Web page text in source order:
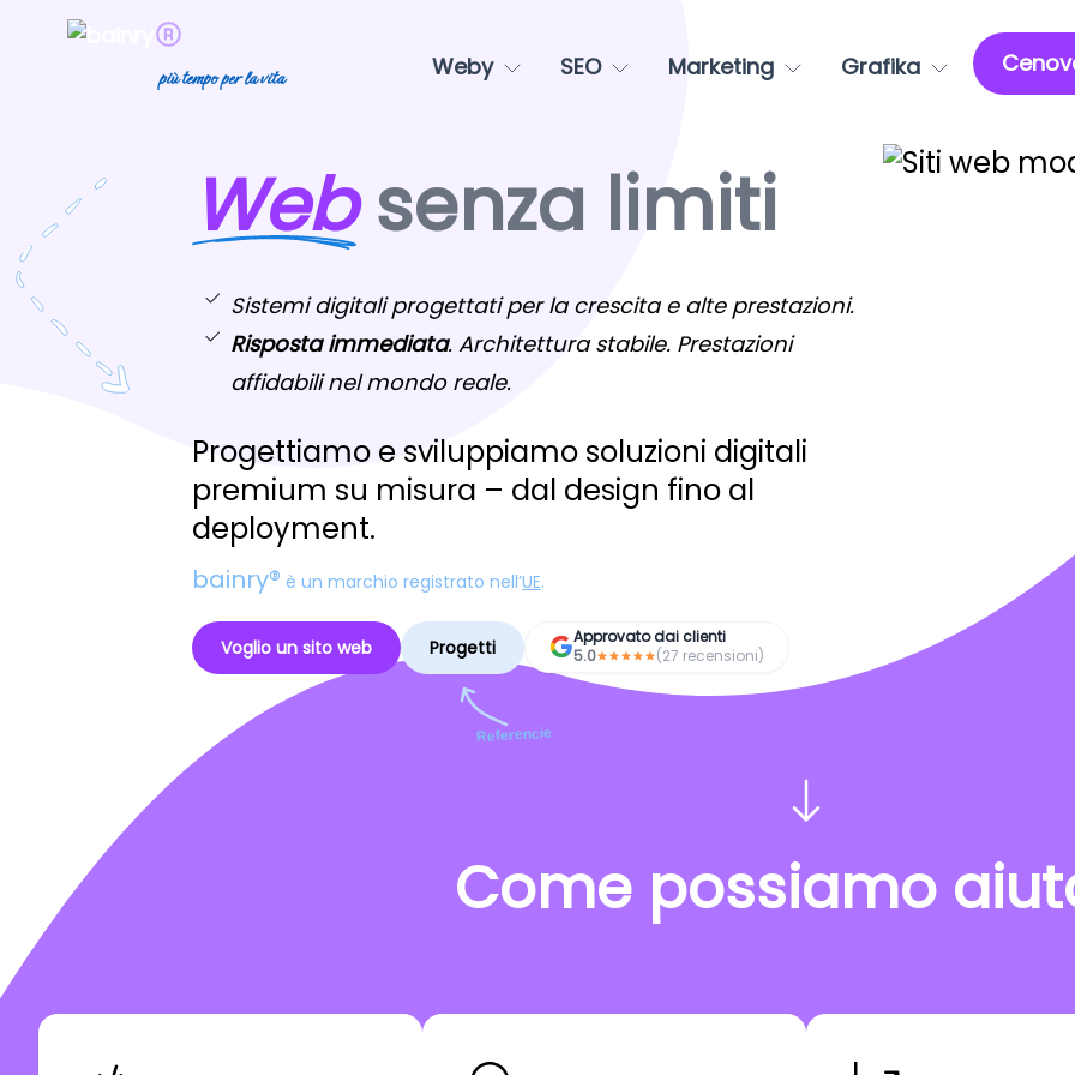
più tempo per la vita Weby SEO Marketing Grafika
Websenza limiti
Sistemi digitali progettati per la crescita e alte prestazioni.
Risposta immediata. Architettura stabile. Prestazioni
affidabili nel mondo reale.
Progettiamo e sviluppiamo soluzioni digitali
premium su misura – dal design fino al
deployment.
bainry® è un marchio registrato nell’UE.
Voglio un sito web Progetti
Referencie
Approvato dai clienti
5.0
(27 recensioni)
Come possiamo